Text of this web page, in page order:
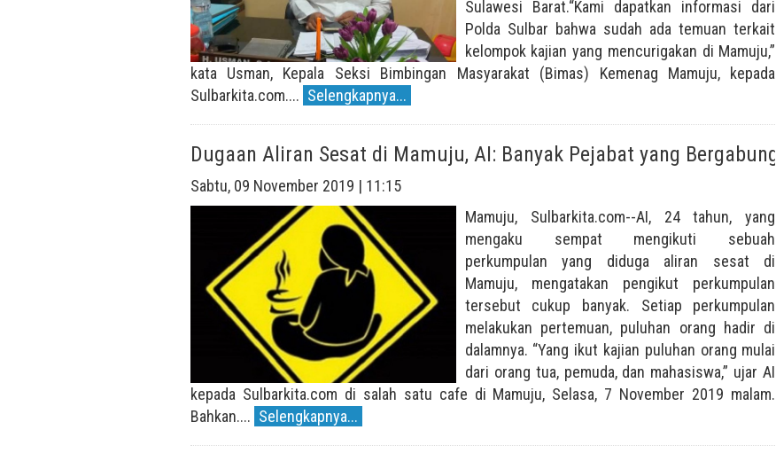
Sulawesi Barat.“Kami dapatkan informasi dari
Polda Sulbar bahwa sudah ada temuan terkait
kelompok kajian yang mencurigakan di Mamuju,”
kata Usman, Kepala Seksi Bimbingan Masyarakat (Bimas) Kemenag Mamuju, kepada
Sulbarkita.com.... Selengkapnya...
Dugaan Aliran Sesat di Mamuju, AI: Banyak Pejabat yang Bergabung
Sabtu, 09 November 2019 | 11:15
Mamuju, Sulbarkita.com--AI, 24 tahun, yang
mengaku sempat mengikuti sebuah
perkumpulan yang diduga aliran sesat di
Mamuju, mengatakan pengikut perkumpulan
tersebut cukup banyak. Setiap perkumpulan
melakukan pertemuan, puluhan orang hadir di
dalamnya. “Yang ikut kajian puluhan orang mulai
dari orang tua, pemuda, dan mahasiswa,” ujar AI
kepada Sulbarkita.com di salah satu cafe di Mamuju, Selasa, 7 November 2019 malam.
Bahkan.... Selengkapnya...